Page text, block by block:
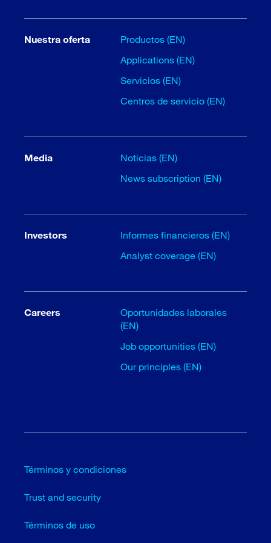
Nuestra oferta
Productos (EN)
Applications (EN)
Servicios (EN)
Centros de servicio (EN)
Media
Noticias (EN)
News subscription (EN)
Investors
Informes financieros (EN)
Analyst coverage (EN)
Careers
Oportunidades laborales
(EN)
Job opportunities (EN)
Our principles (EN)
Términos y condiciones
Trust and security
Términos de uso